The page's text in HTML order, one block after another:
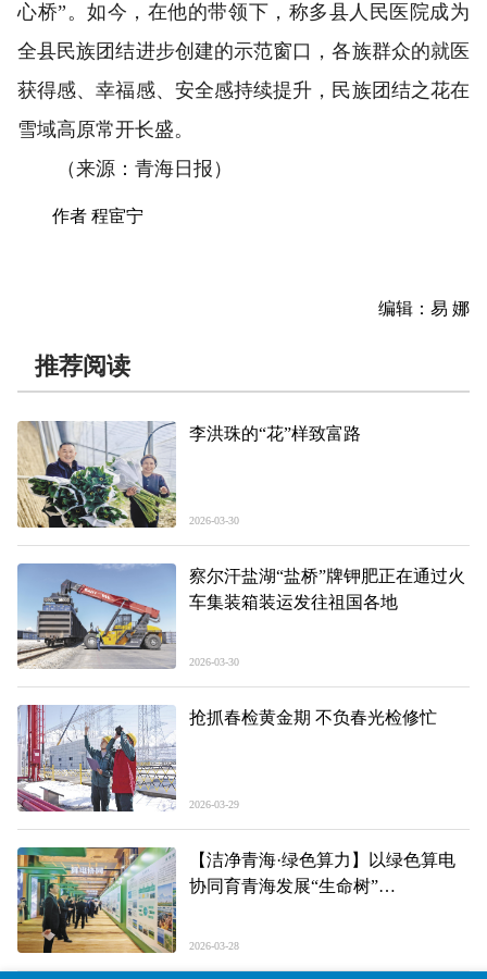
心桥”。如今，在他的带领下，称多县人民医院成为
全县民族团结进步创建的示范窗口，各族群众的就医
获得感、幸福感、安全感持续提升，民族团结之花在
雪域高原常开长盛。
（来源：青海日报）
作者 程宦宁
编辑：易 娜
推荐阅读
李洪珠的“花”样致富路
2026-03-30
察尔汗盐湖“盐桥”牌钾肥正在通过火
车集装箱装运发往祖国各地
2026-03-30
抢抓春检黄金期 不负春光检修忙
2026-03-29
【洁净青海·绿色算力】以绿色算电
协同育青海发展“生命树”
介会侧记
2026-03-28